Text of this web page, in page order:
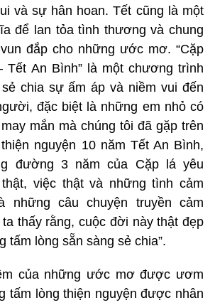
và sự hân hoan. Tết cũng là một
để lan tỏa tình thương và chung
đắp cho những ước mơ. “Cặp
Tết An Bình” là một chương trình
chia sự ấm áp và niềm vui đến
đặc biệt là những em nhỏ có
mắn mà chúng tôi đã gặp trên
nguyện 10 năm Tết An Bình,
đường 3 năm của Cặp lá yêu
việc thật và những tình cảm
những câu chuyện truyền cảm
thấy rằng, cuộc đời này thật đẹp
tấm lòng sẵn sàng sẻ chia”.
của những ước mơ được ươm
tấm lòng thiện nguyện được nhân